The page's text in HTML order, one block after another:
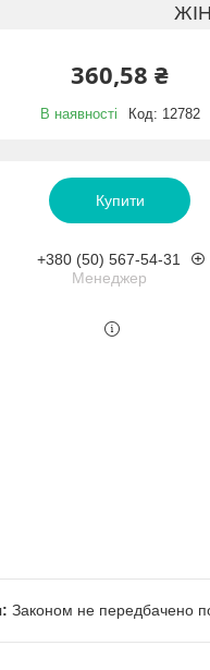
360,58 ₴
В наявності Код: 12782
Купити
+380 (50) 567-54-31
Менеджер
Законом не передбачено